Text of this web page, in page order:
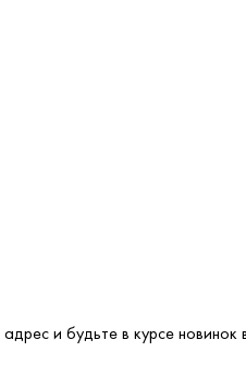
и будьте в курсе новинок